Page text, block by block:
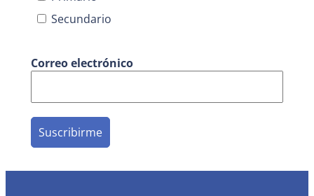
Secundario
Correo electrónico